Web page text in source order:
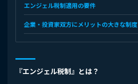
エンジェル税制適用の要件
企業・投資家双方にメリットの大きな制度
『エンジェル税制』とは？